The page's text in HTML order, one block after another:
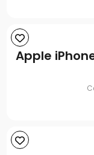
Apple